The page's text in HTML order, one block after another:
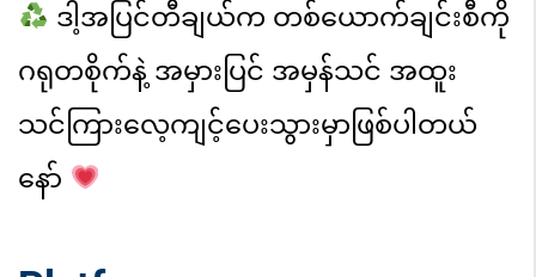
ဒါ့အပြင်တီချယ်က တစ်ယောက်ချင်းစီကို
ဂရုတစိုက်နဲ့ အမှားပြင် အမှန်သင် အထူး
သင်ကြားလေ့ကျင့်ပေးသွားမှာဖြစ်ပါတယ်
နော်